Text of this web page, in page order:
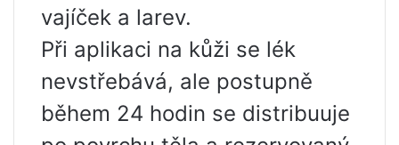
vajíček a larev.
Při aplikaci na kůži se lék
nevstřebává, ale postupně
během 24 hodin se distribuuje